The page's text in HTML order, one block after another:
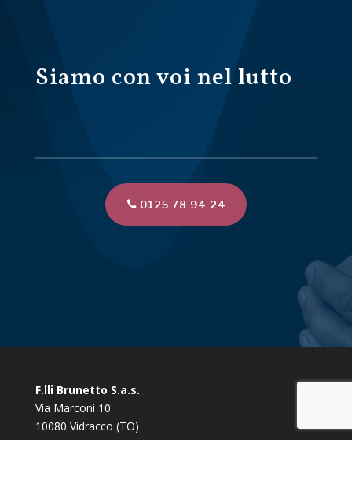
Siamo con voi nel lutto
0125 78 94 24
F.lli Brunetto S.a.s.
Via Marconi 10
10080 Vidracco (TO)